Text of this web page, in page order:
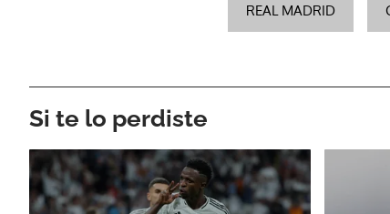
REAL MADRID
Si te lo perdiste